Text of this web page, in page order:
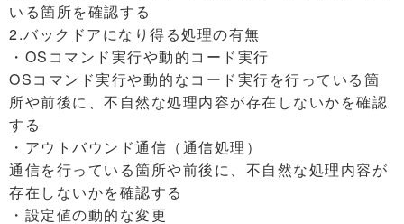
いる箇所を確認する
2.バックドアになり得る処理の有無
・OSコマンド実行や動的コード実行
OSコマンド実行や動的なコード実行を行っている箇
所や前後に、不自然な処理内容が存在しないかを確認
する
・アウトバウンド通信（通信処理）
通信を行っている箇所や前後に、不自然な処理内容が
存在しないかを確認する
・設定値の動的な変更